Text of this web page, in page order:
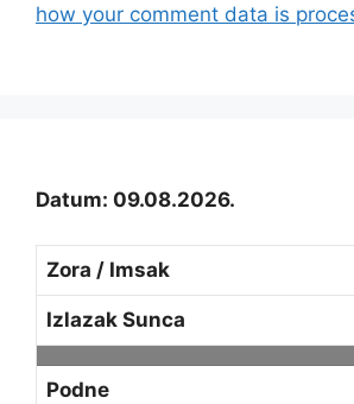
how your comment data is
Datum: 09.08.2026.
Zora / Imsak
Izlazak Sunca
Podne